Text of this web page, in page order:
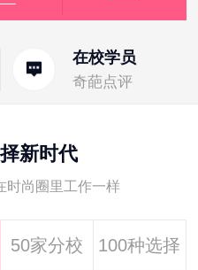
在校学员
奇葩点评
新时代
时尚圈里工作一样
50家分校 100种选择